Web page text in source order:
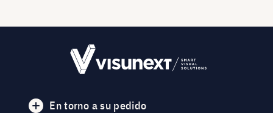
En torno a su pedido